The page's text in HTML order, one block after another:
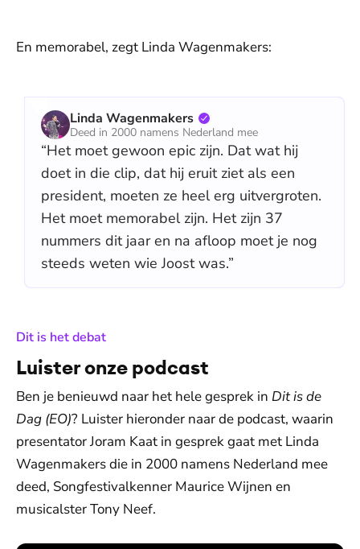
En memorabel, zegt Linda Wagenmakers:
Linda Wagenmakers
Deed in 2000 namens Nederland mee
“Het moet gewoon epic zijn. Dat wat hij
doet in die clip, dat hij eruit ziet als een
president, moeten ze heel erg uitvergroten.
Het moet memorabel zijn. Het zijn 37
nummers dit jaar en na afloop moet je nog
steeds weten wie Joost was.”
Dit is het debat:
Luister onze podcast
Ben je benieuwd naar het hele gesprek in Dit is de
Dag (EO)? Luister hieronder naar de podcast, waarin
presentator Joram Kaat in gesprek gaat met Linda
Wagenmakers die in 2000 namens Nederland mee
deed, Songfestivalkenner Maurice Wijnen en
musicalster Tony Neef.